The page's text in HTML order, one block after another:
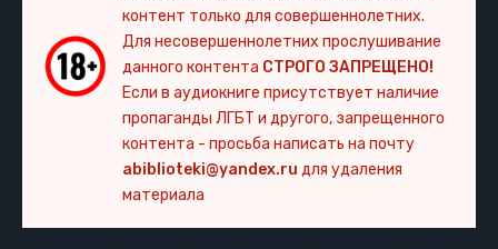
контент только для совершеннолетних.
Для несовершеннолетних прослушивание
данного контента СТРОГО ЗАПРЕЩЕНО!
Если в аудиокниге присутствует наличие
пропаганды ЛГБТ и другого, запрещенного
контента - просьба написать на почту
abiblioteki@yandex.ru для удаления
материала